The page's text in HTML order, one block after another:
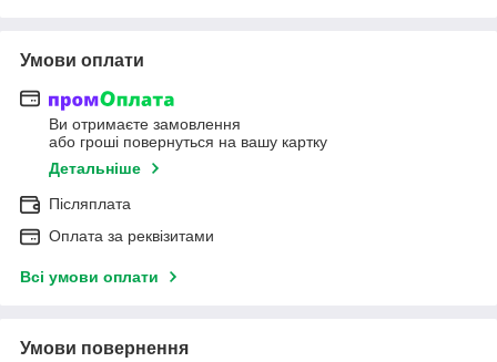
Умови оплати
Ви отримаєте замовлення
або гроші повернуться на вашу картку
Детальніше
Післяплата
Оплата за реквізитами
Всі умови оплати
Умови повернення